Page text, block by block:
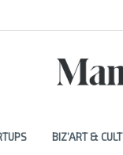
BIZ’ART & CULT